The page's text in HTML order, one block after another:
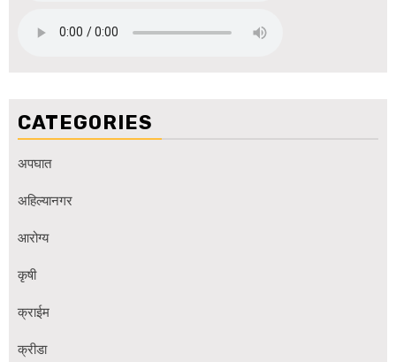
CATEGORIES
अपघात
अहिल्यानगर
आरोग्य
कृषी
क्राईम
क्रीडा